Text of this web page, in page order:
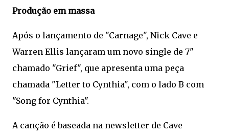
Produção em massa
Após o lançamento de "Carnage", Nick Cave e
Warren Ellis lançaram um novo single de 7"
chamado "Grief", que apresenta uma peça
chamada "Letter to Cynthia", com o lado B com
"Song for Cynthia".
A canção é baseada na newsletter de Cave